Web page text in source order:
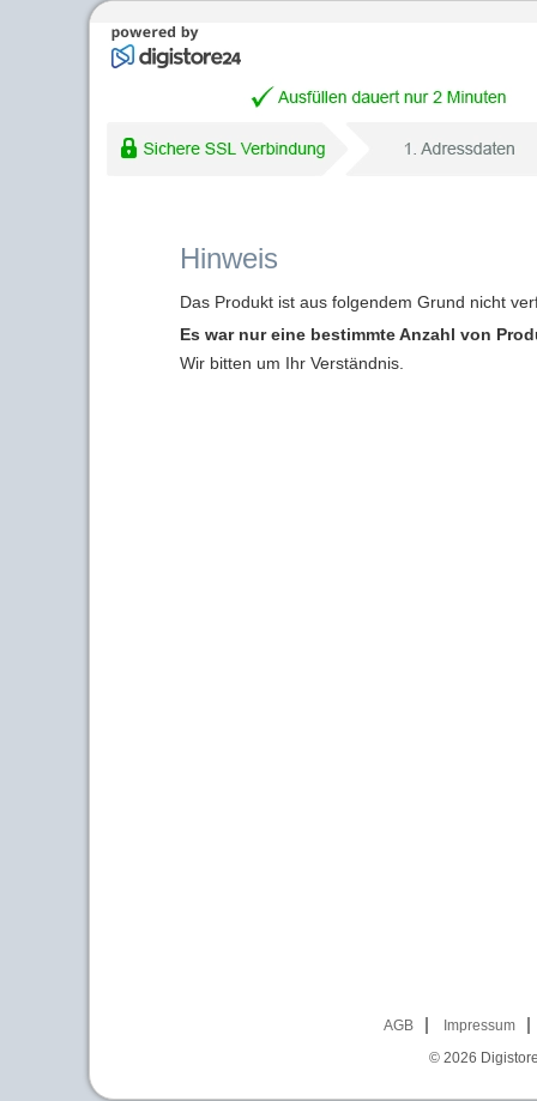
Hinweis
Das Produkt ist aus folgendem Grund nicht
Es war nur eine bestimmte Anzahl von
Wir bitten um Ihr Verständnis.
AGB
Impressum
© 2026